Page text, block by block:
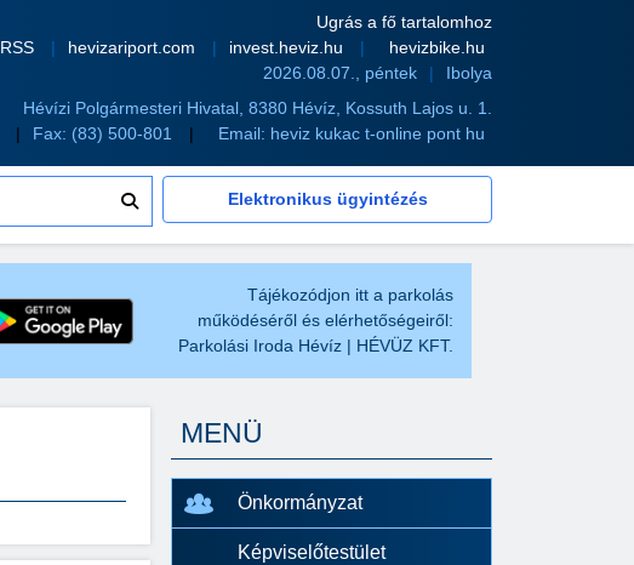
Ugrás a fő tartalomhoz
RSS
hevizariport.com invest.heviz.hu
hevizbike.hu
2026.08.07., péntek
Ibolya
Hévízi Polgármesteri Hivatal, 8380 Hévíz, Kossuth Lajos u. 1.
Fax: (83) 500-801 Email: heviz kukac t-online pont hu
Elektronikus ügyintézés
Tájékozódjon itt a parkolás
működéséről és elérhetőségeiről:
Parkolási Iroda Hévíz | HÉVÜZ KFT.
MENÜ
Önkormányzat
Képviselőtestület